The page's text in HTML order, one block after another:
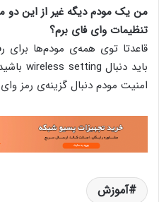
من یک مودم دیگه غیر از این
تنظیمات وای فای برم؟
قاعدتا توی همه‌ی مودم‌ها
امنیت مودم دنبال گزینه‌ی رمز
آموزش